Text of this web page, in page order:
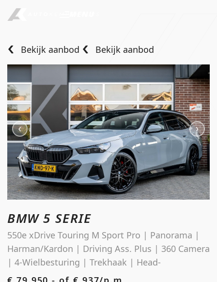
Diensten
Over ons
Verkocht
Contact
info@autokempeneers.nl
Schoolstraat 5A
4194 TG Meteren Nederland
Bekijk aanbod Bekijk aanbod
BMW 5 SERIE
550e xDrive Touring M Sport Pro | Panorama |
Harman/Kardon | Driving Ass. Plus | 360 Camera
| 4-Wielbesturing | Trekhaak | Head-